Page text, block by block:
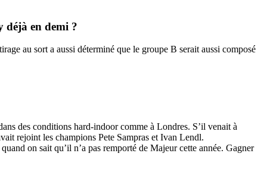
déjà en demi ?
au sort a aussi déterminé que le groupe B serait aussi composé
des conditions hard-indoor comme à Londres. S’il venait à
rejoint les champions Pete Sampras et Ivan Lendl.
on sait qu’il n’a pas remporté de Majeur cette année. Gagner